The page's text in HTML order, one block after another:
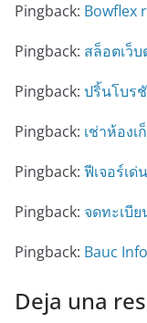
Pingback: Bowflex
Pingback: สล็อตเว็
Pingback: ปริ้นโบร
Pingback: เช่าห้องเ
Pingback: ฟีเจอร์เด่
Pingback: จดทะเบี
Pingback: Bauc Info
Deja una